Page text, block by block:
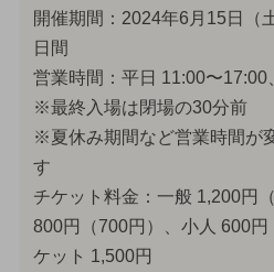
開催期間：2024年6月15日（
日間
営業時間：平日 11:00〜
※最終入場は閉場の30分前
※夏休み期間など営業時間が
す
チケット料金：一般 1,200円
800円（700円）、小人 600
ケット 1,500円